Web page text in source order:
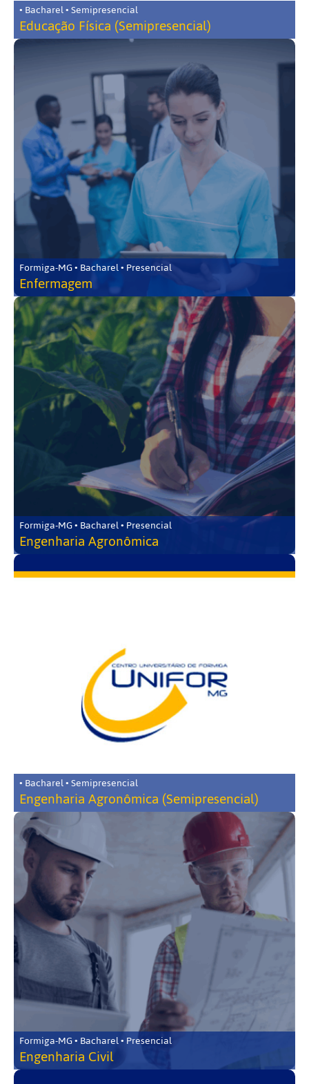
• Bacharel • Semipresencial
Educação Física (Semipresencial)
Formiga-MG • Bacharel • Presencial
Enfermagem
Formiga-MG • Bacharel • Presencial
Engenharia Agronômica
• Bacharel • Semipresencial
Engenharia Agronômica (Semipresencial)
Formiga-MG • Bacharel • Presencial
Engenharia Civil